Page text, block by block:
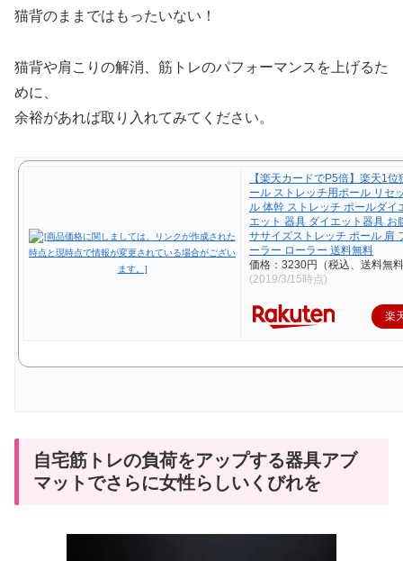
猫背のままではもったいない！
猫背や肩こりの解消、筋トレのパフォーマンスを上げるた
めに、
余裕があれば取り入れてみてください。
【楽天カードでP5倍】楽天1位
ール ストレッチ用ポール リセ
ル 体幹 ストレッチ ポールダイ
エット 器具 ダイエット器具 お
ササイズストレッチ ポール 肩
ーラー ローラー 送料無料
価格：3230円（税込、送料無
(2019/3/15時点)
楽
自宅筋トレの負荷をアップする器具アブ
マットでさらに女性らしいくびれを